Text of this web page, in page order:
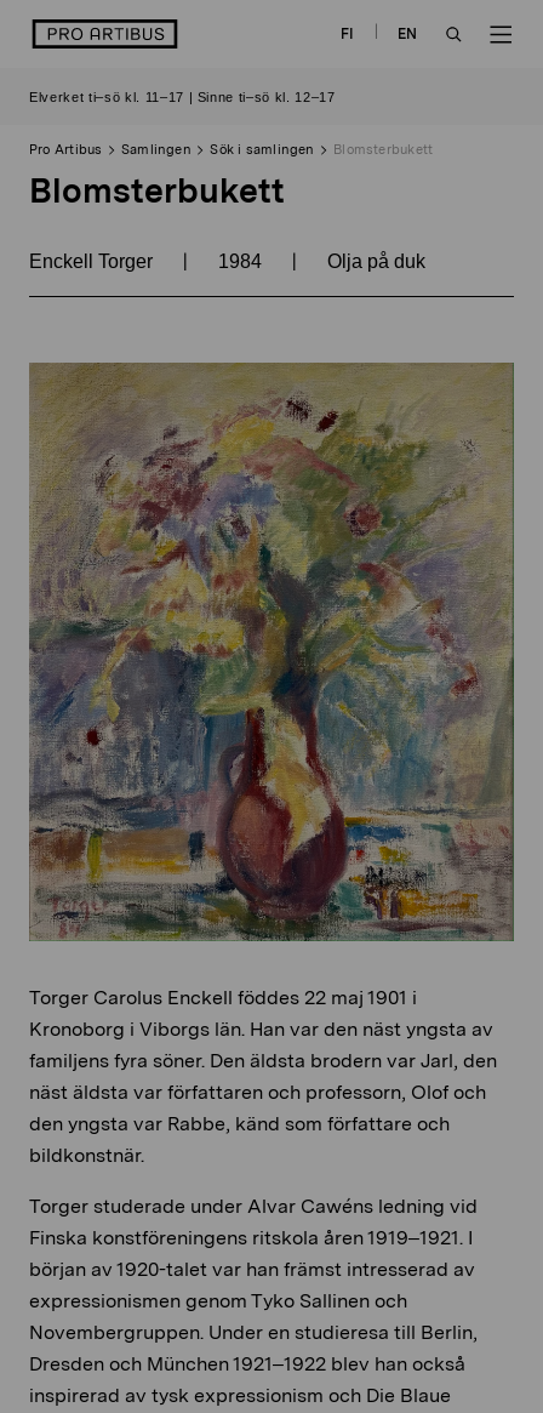
logo FI
EN
Elverket ti–sö kl. 11–17 | Sinne ti–sö kl. 12–17
Pro Artibus Samlingen Sök i samlingen Blomsterbukett
Blomsterbukett
Enckell Torger | 1984 | Olja på duk
Torger Carolus Enckell föddes 22 maj 1901 i
Kronoborg i Viborgs län. Han var den näst yngsta av
familjens fyra söner. Den äldsta brodern var Jarl, den
näst äldsta var författaren och professorn, Olof och
den yngsta var Rabbe, känd som författare och
bildkonstnär.
Torger studerade under Alvar Cawéns ledning vid
Finska konstföreningens ritskola åren 1919–1921. I
början av 1920-talet var han främst intresserad av
expressionismen genom Tyko Sallinen och
Novembergruppen. Under en studieresa till Berlin,
Dresden och München 1921­–1922 blev han också
inspirerad av tysk expressionism och Die Blaue